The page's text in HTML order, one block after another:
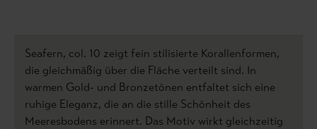
Seafern, col. 10 zeigt fein stilisierte Korallenformen,
die gleichmäßig über die Fläche verteilt sind. In
warmen Gold- und Bronzetönen entfaltet sich eine
ruhige Eleganz, die an die stille Schönheit des
Meeresbodens erinnert. Das Motiv wirkt gleichzeitig